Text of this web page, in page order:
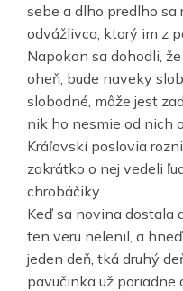
sebe a dlho predlho sa
odvážlivca, ktorý im z
Napokon sa dohodli,
oheň, bude naveky
slobodné, môže jest
nik ho nesmie od nich
Kráľovskí poslovia
zakrátko o nej vedeli
chrobáčiky.
Keď sa novina dostala
ten veru nelenil, a
jeden deň, tká druhý
pavučinka už poriadne